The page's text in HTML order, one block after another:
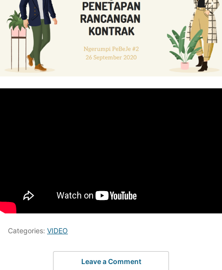
Categories: VIDEO
Leave a Comment